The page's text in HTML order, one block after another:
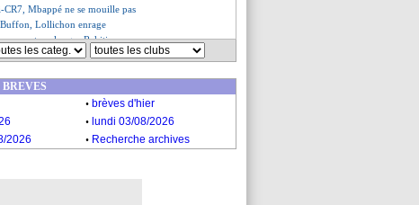
CR7, Mbappé ne se mouille pas
Lollichon enrage
veut prolonger Rakitic
aimerait avoir Mbappé, mais...
d'un accord avec le Milan ?
offre de 60 M€ de l'Inter ?
pas la porte
du lun. 15 avril 2019
. brèves d'hier
. lundi 03/08/2026
2026 . Recherche archives